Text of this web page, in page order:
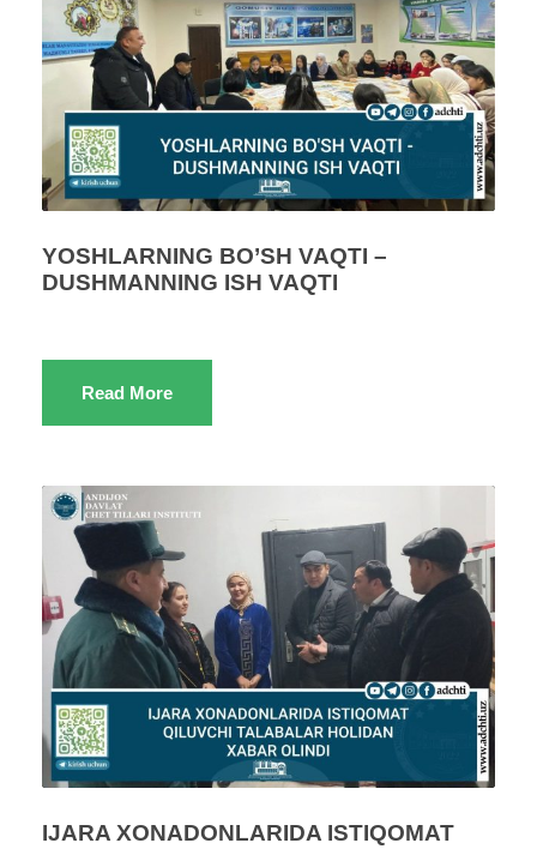
YOSHLARNING BO’SH VAQTI –
DUSHMANNING ISH VAQTI
Read More
IJARA XONADONLARIDA ISTIQOMAT